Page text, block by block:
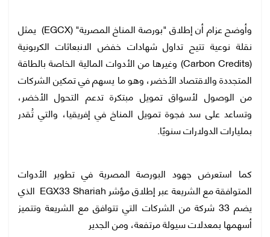
وأوضح عزام أن إطلاق "بورصة المناخ المصرية" (EGCX) يمثل
نقلة نوعية تتيح تداول شهادات خفض الانبعاثات الكربونية
(Carbon Credits) وغيرها من الأدوات المالية الخاصة بالطاقة
المتجددة والاقتصاد الأخضر، وهو ما يسهم في تمكين الشركات
من الوصول لأسواق تمويل مبتكرة تدعم التحول الأخضر،
وتساعد على سد فجوة تمويل المناخ في إفريقيا، والتي تُقدر
بمليارات الدولارات سنويًا.
كما استعرض جهود البورصة المصرية في تطوير الأدوات
المتوافقة مع الشريعة عبر إطلاق مؤشر EGX33 Shariah الذي
يضم 33 شركة من الشركات التي تتوافق مع الشريعة وتتميز
أسهمها بمعدلات سيولة مرتفعة، ومن الجدير